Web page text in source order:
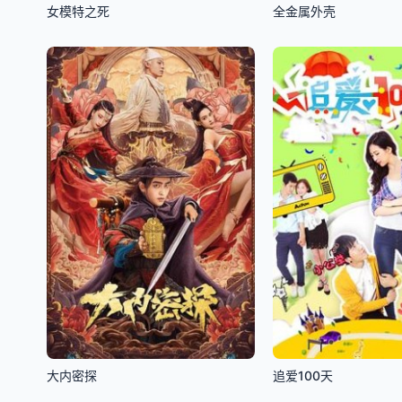
女模特之死 全金属外壳
大内密探 追爱100天